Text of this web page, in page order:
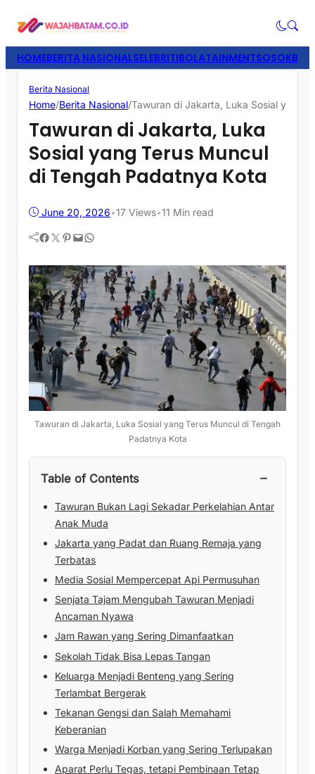
HOMEBERITA NASIONALSELEBRITIBOLATAINMENTSOSOK
Berita Nasional
Home/Berita Nasional/Tawuran di Jakarta, Luka Sosial yang
Tawuran di Jakarta, Luka
Sosial yang Terus Muncul
di Tengah Padatnya Kota
June 20, 2026•17 Views•11 Min read
Facebook Twitter Pinterest Mail WhatsApp
Tawuran di Jakarta, Luka Sosial yang Terus Muncul di Tengah
Padatnya Kota
Table of Contents −
Tawuran Bukan Lagi Sekadar Perkelahian Antar
Anak Muda
Jakarta yang Padat dan Ruang Remaja yang
Terbatas
Media Sosial Mempercepat Api Permusuhan
Senjata Tajam Mengubah Tawuran Menjadi
Ancaman Nyawa
Jam Rawan yang Sering Dimanfaatkan
Sekolah Tidak Bisa Lepas Tangan
Keluarga Menjadi Benteng yang Sering
Terlambat Bergerak
Tekanan Gengsi dan Salah Memahami
Keberanian
Warga Menjadi Korban yang Sering Terlupakan
Aparat Perlu Tegas, tetapi Pembinaan Tetap